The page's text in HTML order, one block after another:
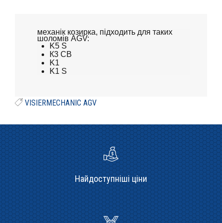
механік козирка, підходить для таких
шоломів AGV:
K5 S
К3 СВ
K1
K1 S
VISIERMECHANIC AGV
Найдоступніші ціни